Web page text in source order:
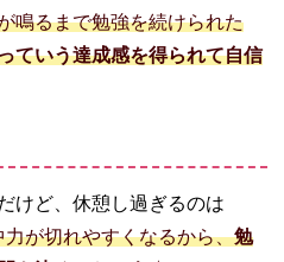
鳴るまで勉強を続けられた
ていう達成感を得られて自信
けど、休憩し過ぎるのは
が切れやすくなるから、勉